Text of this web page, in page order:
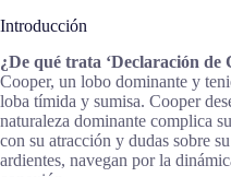
Introducción
¿De qué trata ‘Declaración de
Cooper, un lobo dominante y
loba tímida y sumisa. Cooper
naturaleza dominante complica
con su atracción y dudas sobre
ardientes, navegan por la